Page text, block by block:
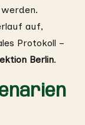
auf,
Protokoll –
Berlin.